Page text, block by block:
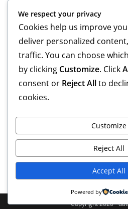
LIVRES
Uncategorized
Méta
Connexion
Flux des publications
Site de WordPress-FR
Copyright 2020 -
We respect your privacy
Cookies help us improve
deliver personalized
traffic. You can choose
by clicking Customize. Click
consent or Reject Allto
cookies.
Customize
Reject All
Accept All
Powered by